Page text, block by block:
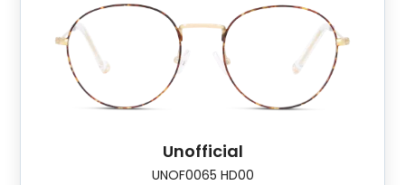
Unofficial
UNOF0065 HD00